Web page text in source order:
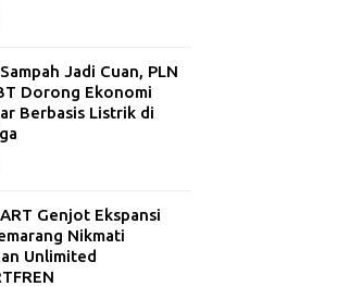
Jadi Cuan, PLN
Dorong Ekonomi
Berbasis Listrik di
Genjot Ekspansi
Nikmati
Unlimited